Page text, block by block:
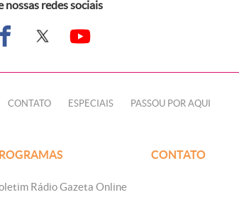
nossas redes sociais
CONTATO ESPECIAIS PASSOU POR AQUI
Rádio Gazeta Online
CONTATO